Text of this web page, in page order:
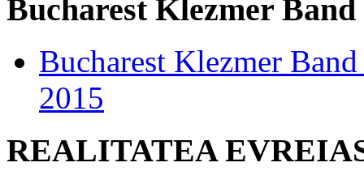
Bucharest Klezmer Band
Bucharest Klezmer
2015
REALITATEA